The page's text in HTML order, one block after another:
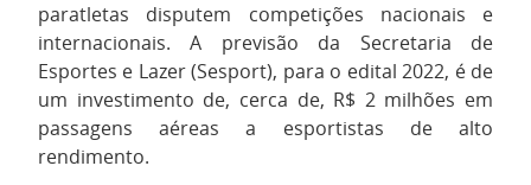
paratletas disputem competições nacionais e
internacionais. A previsão da Secretaria de
Esportes e Lazer (Sesport), para o edital 2022, é de
um investimento de, cerca de, R$ 2 milhões em
passagens aéreas a esportistas de alto
rendimento.